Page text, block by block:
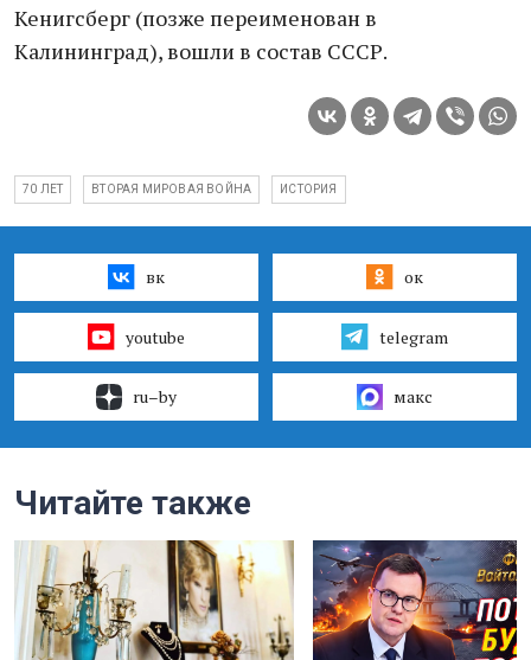
Кенигсберг (позже переименован в
Калининград), вошли в состав СССР.
70 ЛЕТ ВТОРАЯ МИРОВАЯ ВОЙНА ИСТОРИЯ
вк ок
youtube telegram
ru–by макс
Читайте также